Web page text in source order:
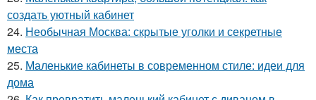
создать уютный кабинет
24. Необычная Москва: скрытые уголки и секретные
места
25. Маленькие кабинеты в современном стиле: идеи для
дома